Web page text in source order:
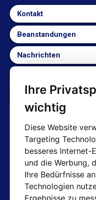
Ihre
wichtig
Diese Website
Targeting
besseres Internet-
und die Werbung,
Ihre Bedürfnisse
Technologien
Ergebnisse zu
Kontakt
Beanstandungen
Nachrichten
Cookie-Einstellungen
AT-Kontakte
Shop: info@hotair.cz
+420 603 357 606 (Nur
Mo-Fr: 7:30 –